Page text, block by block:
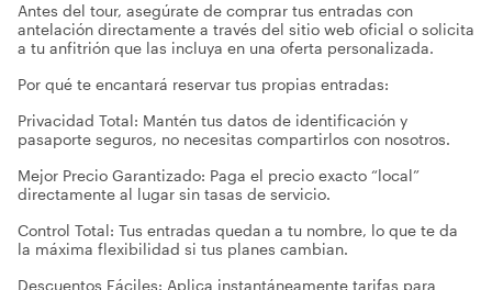
Antes del tour, asegúrate de comprar tus entradas con
antelación directamente a través del sitio web oficial o solicita
a tu anfitrión que las incluya en una oferta personalizada.
Por qué te encantará reservar tus propias entradas:
Privacidad Total: Mantén tus datos de identificación y
pasaporte seguros, no necesitas compartirlos con nosotros.
Mejor Precio Garantizado: Paga el precio exacto “local”
directamente al lugar sin tasas de servicio.
Control Total: Tus entradas quedan a tu nombre, lo que te da
la máxima flexibilidad si tus planes cambian.
Descuentos Fáciles: Aplica instantáneamente tarifas para